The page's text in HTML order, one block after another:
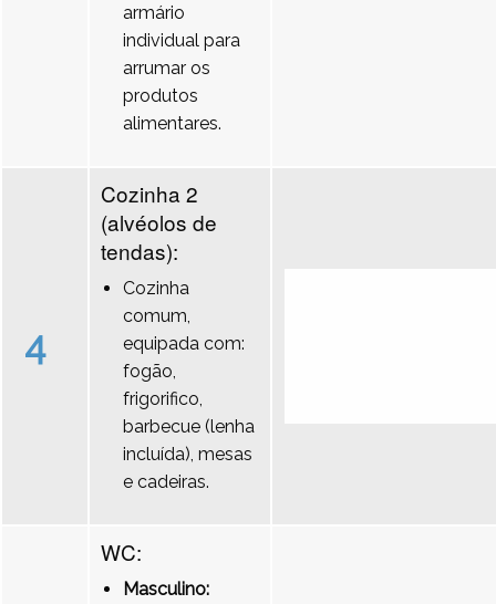
armário
individual para
arrumar os
produtos
alimentares.
4
Cozinha 2
(alvéolos de
tendas):
Cozinha
comum,
equipada com:
fogão,
frigorifico,
barbecue (lenha
incluída), mesas
e cadeiras.
WC:
Masculino: